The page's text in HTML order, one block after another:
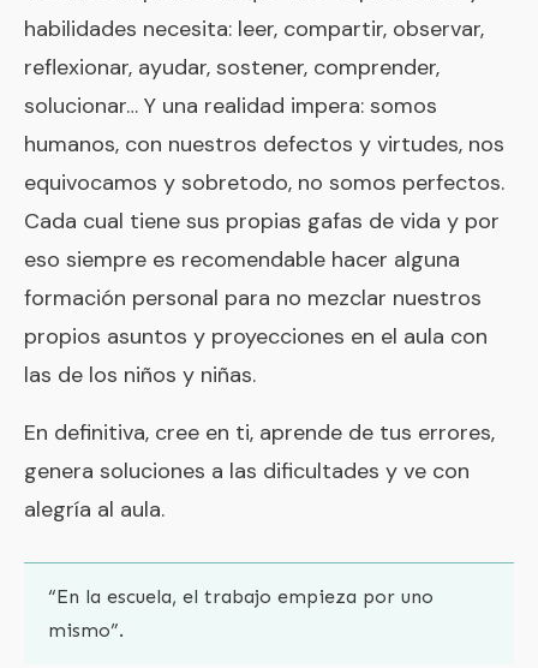
equivocamos y sobretodo, no somos perfectos.
Cada cual tiene sus propias gafas de vida y por
eso siempre es recomendable hacer alguna
formación personal para no mezclar nuestros
propios asuntos y proyecciones en el aula con
las de los niños y niñas.
En definitiva, cree en ti, aprende de tus errores,
genera soluciones a las dificultades y ve con
alegría al aula.
“En la escuela, el trabajo empieza por uno
mismo”.
con buen pie. ¿Qué ideas se te ocurren a ti?,
¿Qué tal llevas el inicio de curso?, ¿De qué